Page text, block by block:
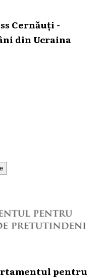
Cernăuți -
din Ucraina
pentru